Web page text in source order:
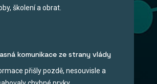
školení a obrat.
komunikace ze strany vlády
přišly pozdě, nesouvisle a